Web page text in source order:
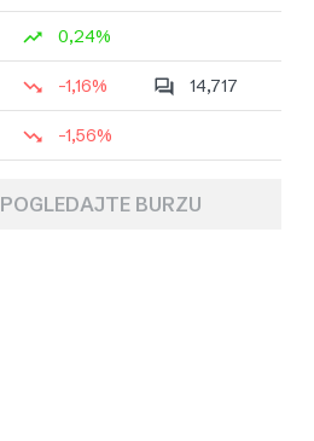
0,24%
-1,16% 14,717
-1,56%
POGLEDAJTE BURZU